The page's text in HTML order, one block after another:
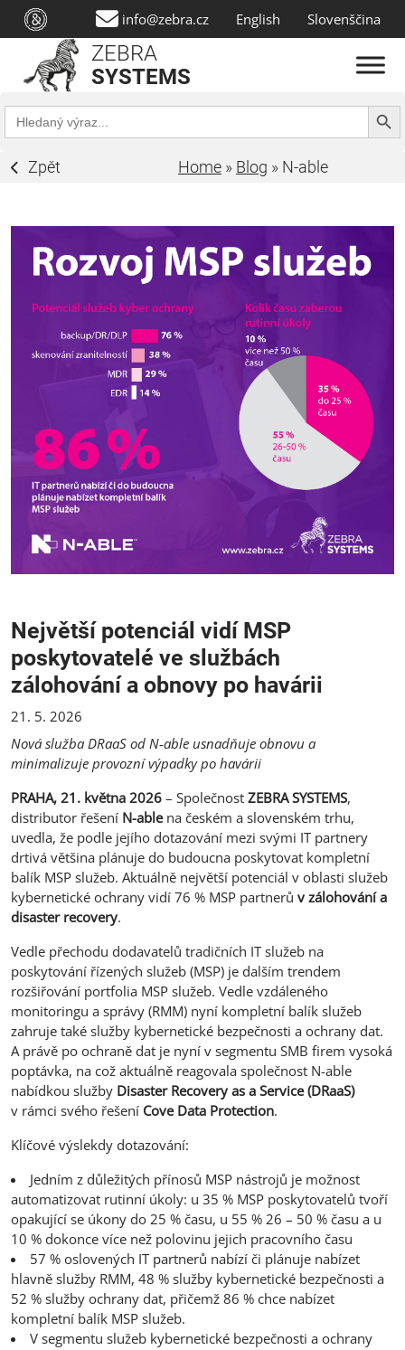
info@zebra.cz English Slovenščina
ZEBRA
SYSTEMS
Search
for:
Search
Zpět Home » Blog » N-able
Největší potenciál vidí MSP
poskytovatelé ve službách
zálohování a obnovy po havárii
21. 5. 2026
Nová služba DRaaS od N‑able usnadňuje obnovu a
minimalizuje provozní výpadky po havárii
PRAHA, 21. května 2026 – Společnost ZEBRA SYSTEMS,
distributor řešení N-ablena českém a slovenském trhu,
uvedla, že podle jejího dotazování mezi svými IT partnery
drtivá většina plánuje do budoucna poskytovat kompletní
balík MSP služeb. Aktuálně největší potenciál v oblasti služeb
kybernetické ochrany vidí 76 % MSP partnerů v zálohování a
disaster recovery.
Vedle přechodu dodavatelů tradičních IT služeb na
poskytování řízených služeb (MSP) je dalším trendem
rozšiřování portfolia MSP služeb. Vedle vzdáleného
monitoringu a správy (RMM) nyní kompletní balík služeb
zahruje také služby kybernetické bezpečnosti a ochrany dat.
A právě po ochraně dat je nyní v segmentu SMB firem vysoká
poptávka, na což aktuálně reagovala společnost N-able
nabídkou služby Disaster Recovery as a Service (DRaaS)
v rámci svého řešení Cove Data Protection.
Klíčové výslekdy dotazování:
Jedním z důležitých přínosů MSP nástrojů je možnost
automatizovat rutinní úkoly: u 35 % MSP poskytovatelů tvoří
opakující se úkony do 25 % času, u 55 % 26 – 50 % času a u
10 % dokonce více než polovinu jejich pracovního času
57 % oslovených IT partnerů nabízí či plánuje nabízet
hlavně služby RMM, 48 % služby kybernetické bezpečnosti a
52 % služby ochrany dat, přičemž 86 % chce nabízet
kompletní balík MSP služeb.
V segmentu služeb kybernetické bezpečnosti a ochrany